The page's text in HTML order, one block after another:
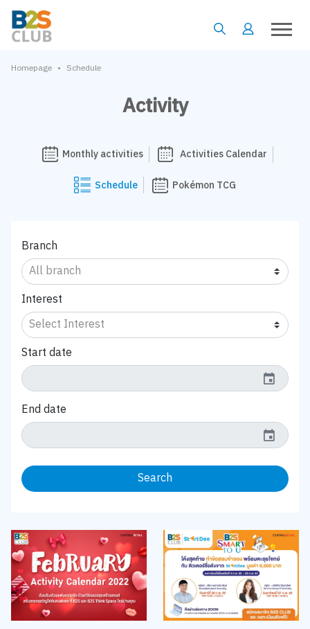
Homepage • Schedule
Activity
Monthly activities
Activities Calendar
Schedule
Pokémon TCG
Branch
Interest
Start date
event
End date
event
Search